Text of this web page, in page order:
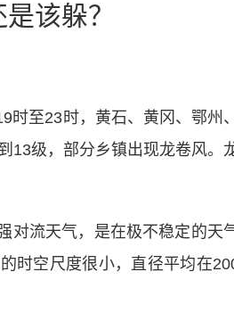
该躲？
至23时，黄石、黄冈、鄂州
13级，部分乡镇出现龙卷风。
流天气，是在极不稳定的天
时空尺度很小，直径平均在